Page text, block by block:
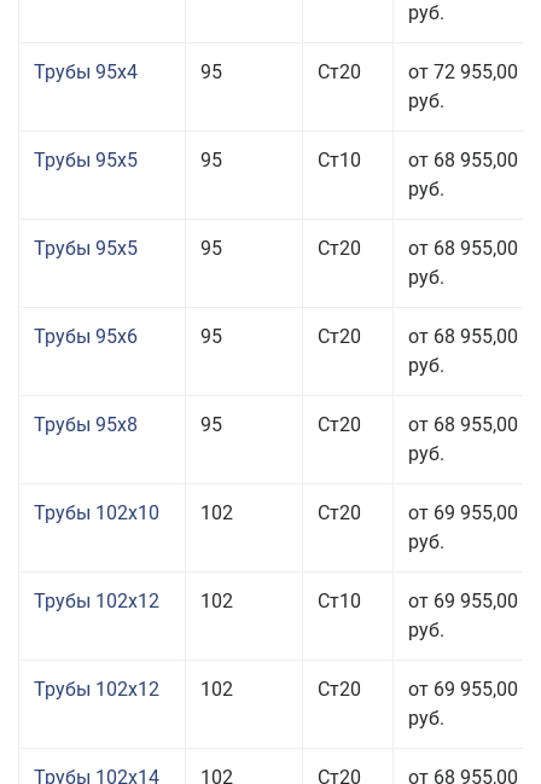
руб.
Трубы 95x4 95 Ст20
от 72 955,00
руб.
Трубы 95x5 95 Ст10
от 68 955,00
руб.
Трубы 95x5 95 Ст20
от 68 955,00
руб.
Трубы 95x6 95 Ст20
от 68 955,00
руб.
Трубы 95x8 95 Ст20
от 68 955,00
руб.
Трубы 102x10 102 Ст20
от 69 955,00
руб.
Трубы 102x12 102 Ст10
от 69 955,00
руб.
Трубы 102x12 102 Ст20
от 69 955,00
руб.
Трубы 102x14 102 Ст20 от 68 955,00